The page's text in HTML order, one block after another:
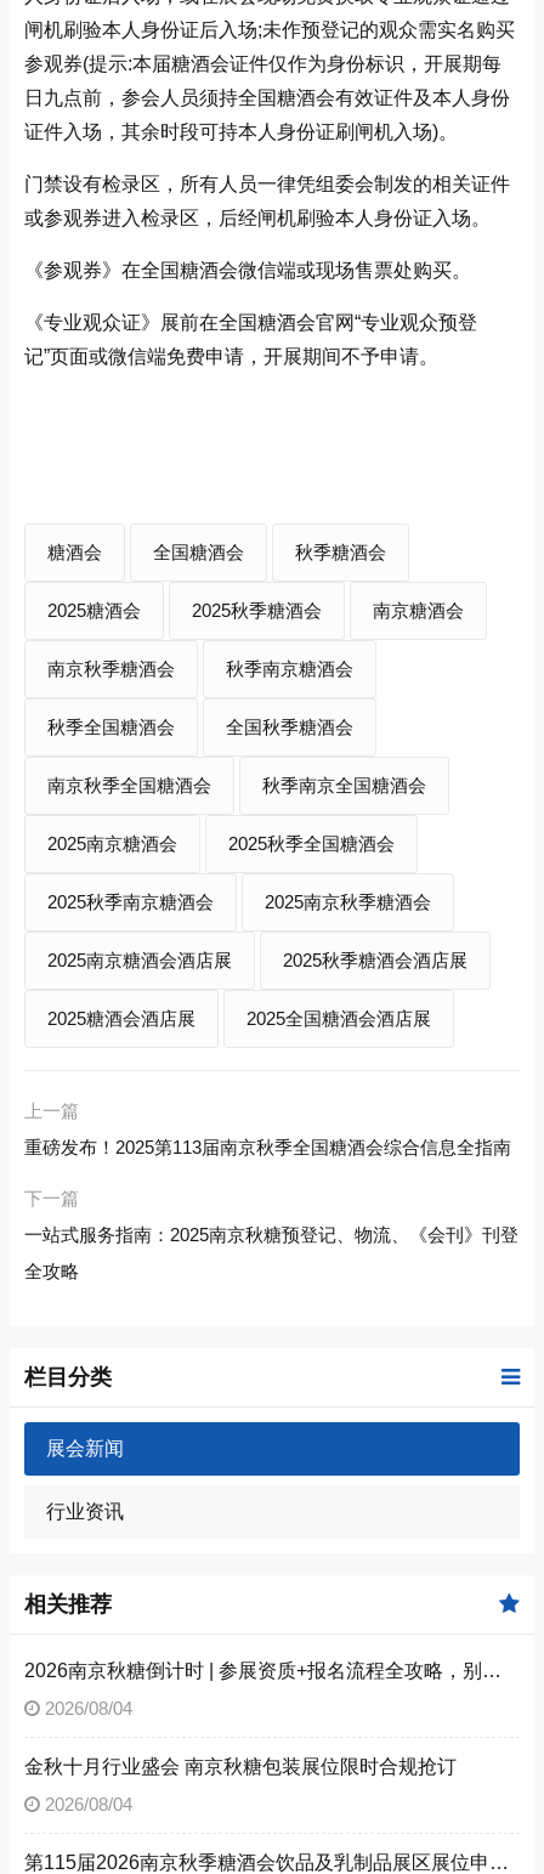
闸机刷验本人身份证后入场;未作预登记的观众需实名购买
参观券(提示:本届糖酒会证件仅作为身份标识，开展期每
日九点前，参会人员须持全国糖酒会有效证件及本人身份
证件入场，其余时段可持本人身份证刷闸机入场)。
门禁设有检录区，所有人员一律凭组委会制发的相关证件
或参观券进入检录区，后经闸机刷验本人身份证入场。
《参观券》在全国糖酒会微信端或现场售票处购买。
《专业观众证》展前在全国糖酒会官网“专业观众预登
记”页面或微信端免费申请，开展期间不予申请。
糖酒会 全国糖酒会 秋季糖酒会
2025糖酒会 2025秋季糖酒会 南京糖酒会
南京秋季糖酒会 秋季南京糖酒会
秋季全国糖酒会 全国秋季糖酒会
南京秋季全国糖酒会 秋季南京全国糖酒会
2025南京糖酒会 2025秋季全国糖酒会
2025秋季南京糖酒会 2025南京秋季糖酒会
2025南京糖酒会酒店展 2025秋季糖酒会酒店展
2025糖酒会酒店展 2025全国糖酒会酒店展
上一篇
重磅发布！2025第113届南京秋季全国糖酒会综合信息全指南
下一篇
一站式服务指南：2025南京秋糖预登记、物流、《会刊》刊登
全攻略
栏目分类
展会新闻
行业资讯
相关推荐
2026南京秋糖倒计时 | 参展资质+报名流程全攻略，别因手续不全错失良机（附材料清单）
2026/08/04
金秋十月行业盛会 南京秋糖包装展位限时合规抢订
2026/08/04
第115届2026南京秋季糖酒会饮品及乳制品展区展位申请技巧